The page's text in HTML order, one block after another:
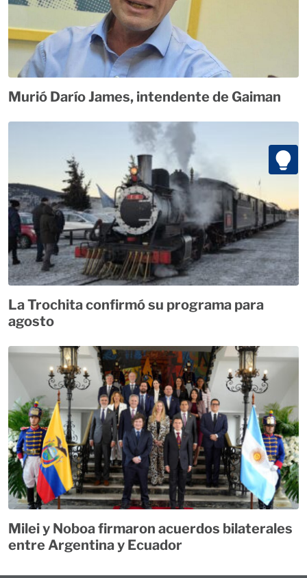
Murió Darío James, intendente de Gaiman
La Trochita confirmó su programa para
agosto
Milei y Noboa firmaron acuerdos bilaterales
entre Argentina y Ecuador